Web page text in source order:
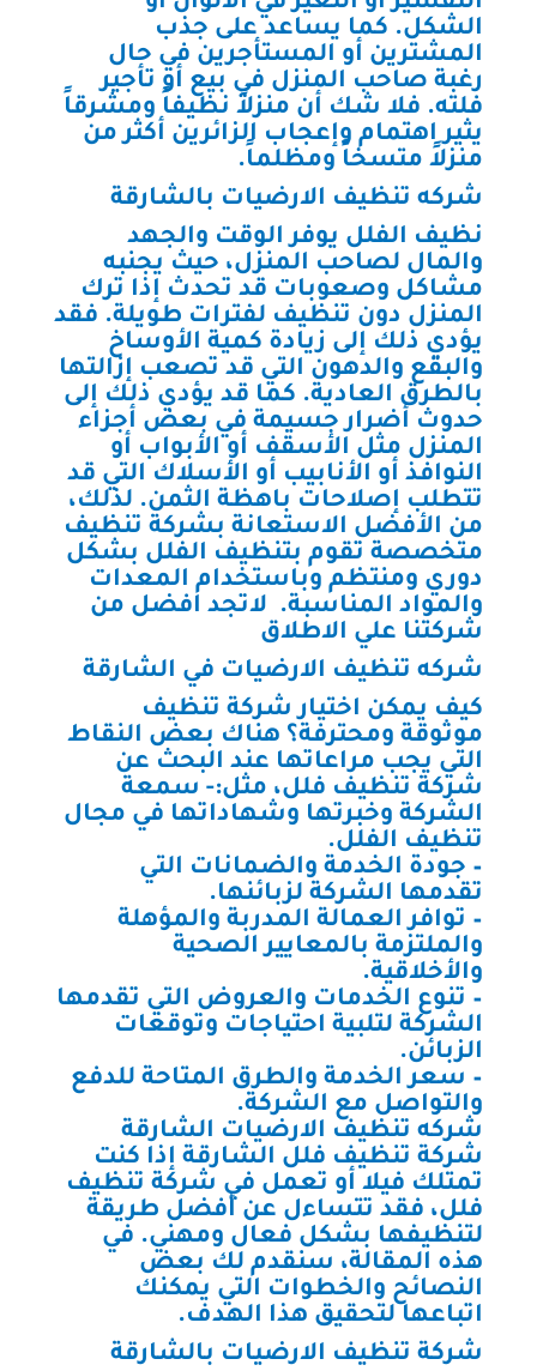
الشكل. كما يساعد على جذب
المشترين أو المستأجرين في حال
رغبة صاحب المنزل في بيع أو تأجير
فلته. فلا شك أن منزلاً نظيفاً ومشرقاً
يثير اهتمام وإعجاب الزائرين أكثر من
منزلاً متسخاً ومظلماً.
شركه تنظيف الارضيات بالشارقة
نظيف الفلل يوفر الوقت والجهد
والمال لصاحب المنزل، حيث يجنبه
مشاكل وصعوبات قد تحدث إذا ترك
المنزل دون تنظيف لفترات طويلة. فقد
يؤدي ذلك إلى زيادة كمية الأوساخ
والبقع والدهون التي قد تصعب إزالتها
بالطرق العادية. كما قد يؤدي ذلك إلى
حدوث أضرار جسيمة في بعض أجزاء
المنزل مثل الأسقف أو الأبواب أو
النوافذ أو الأنابيب أو الأسلاك التي قد
تتطلب إصلاحات باهظة الثمن. لذلك،
من الأفضل الاستعانة بشركة تنظيف
متخصصة تقوم بتنظيف الفلل بشكل
دوري ومنتظم وباستخدام المعدات
والمواد المناسبة. لاتجد افضل من
شركتنا علي الاطلاق
شركه تنظيف الارضيات في الشارقة
كيف يمكن اختيار شركة تنظيف
موثوقة ومحترفة؟ هناك بعض النقاط
التي يجب مراعاتها عند البحث عن
شركة تنظيف فلل، مثل:- سمعة
الشركة وخبرتها وشهاداتها في مجال
تنظيف الفلل.
– جودة الخدمة والضمانات التي
تقدمها الشركة لزبائنها.
– توافر العمالة المدربة والمؤهلة
والملتزمة بالمعايير الصحية
والأخلاقية.
– تنوع الخدمات والعروض التي تقدمها
الشركة لتلبية احتياجات وتوقعات
الزبائن.
– سعر الخدمة والطرق المتاحة للدفع
والتواصل مع الشركة.
شركه تنظيف الارضيات الشارقة
شركة تنظيف فلل الشارقة إذا كنت
تمتلك فيلا أو تعمل في شركة تنظيف
فلل، فقد تتساءل عن أفضل طريقة
لتنظيفها بشكل فعال ومهني. في
هذه المقالة، سنقدم لك بعض
النصائح والخطوات التي يمكنك
اتباعها لتحقيق هذا الهدف.
شركة تنظيف الارضيات بالشارقة